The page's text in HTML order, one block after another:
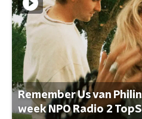
Remember Us van
week NPO Radio 2